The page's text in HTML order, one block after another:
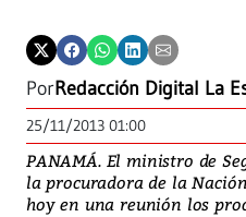
PorRedacción Digital La
25/11/2013 01:00
PANAMÁ. El ministro de
la procuradora de la
hoy en una reunión los